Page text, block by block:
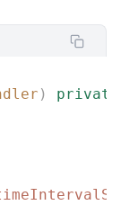
) private